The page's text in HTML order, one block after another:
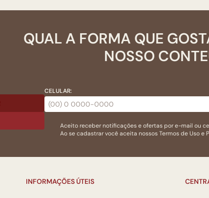
QUAL A FORMA QUE
NOSSO
CELULAR:
Aceito receber notificações e ofertas por e-mail ou
Ao se cadastrar você aceita nossosTermos de Usoe
INFORMAÇÕES ÚTEIS